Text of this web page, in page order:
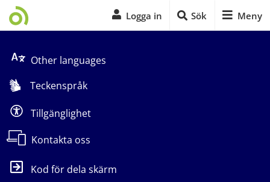
Logga in Sök Meny
Other languages
Teckenspråk
Tillgänglighet
Kontakta oss
Kod för dela skärm